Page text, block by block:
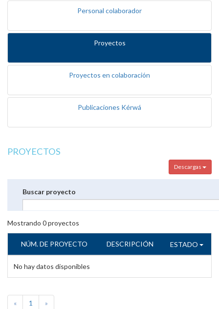
Personal colaborador
Proyectos
Proyectos en colaboración
Publicaciones Kérwá
PROYECTOS
Descargas
Buscar proyecto
Mostrando 0proyectos
NÚM. DE PROYECTO DESCRIPCIÓN ESTADO
No hay datos disponibles
« 1 »